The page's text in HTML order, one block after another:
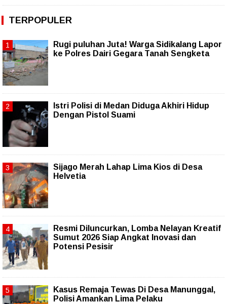
TERPOPULER
Rugi puluhan Juta! Warga Sidikalang Lapor
ke Polres Dairi Gegara Tanah Sengketa
Istri Polisi di Medan Diduga Akhiri Hidup
Dengan Pistol Suami
Sijago Merah Lahap Lima Kios di Desa
Helvetia
Resmi Diluncurkan, Lomba Nelayan Kreatif
Sumut 2026 Siap Angkat Inovasi dan
Potensi Pesisir
Kasus Remaja Tewas Di Desa Manunggal,
Polisi Amankan Lima Pelaku